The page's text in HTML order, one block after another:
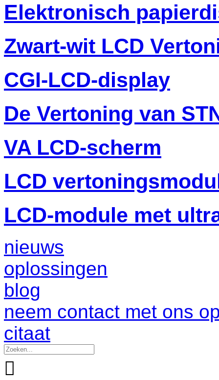
Elektronisch
Zwart-wit LCD
CGI-LCD-display
De Vertoning van
VA LCD-scherm
LCD
LCD-module met
nieuws
oplossingen
blog
neem contact met ons
citaat
